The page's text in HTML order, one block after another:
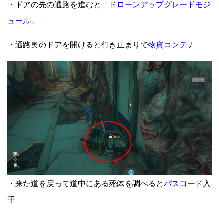
・ドアの先の通路を進むと
「ドローンアップグレードモジ
ュール」
・通路奥のドアを開けると行き止まりで物資コンテナ
・来た道を戻って道中にある死体を調べるとパスコード 入
手